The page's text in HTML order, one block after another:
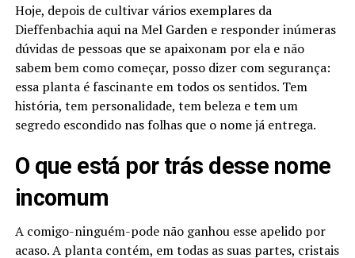
Hoje, depois de cultivar vários exemplares da
Dieffenbachia aqui na Mel Garden e responder inúmeras
dúvidas de pessoas que se apaixonam por ela e não
sabem bem como começar, posso dizer com segurança:
essa planta é fascinante em todos os sentidos. Tem
história, tem personalidade, tem beleza e tem um
segredo escondido nas folhas que o nome já entrega.
O que está por trás desse nome
incomum
A comigo-ninguém-pode não ganhou esse apelido por
acaso. A planta contém, em todas as suas partes, cristais